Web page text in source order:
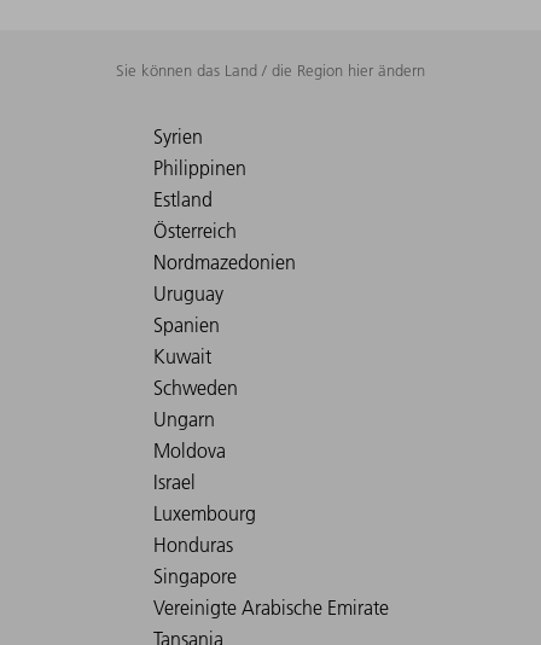
Sie können das Land / die Region hier ändern